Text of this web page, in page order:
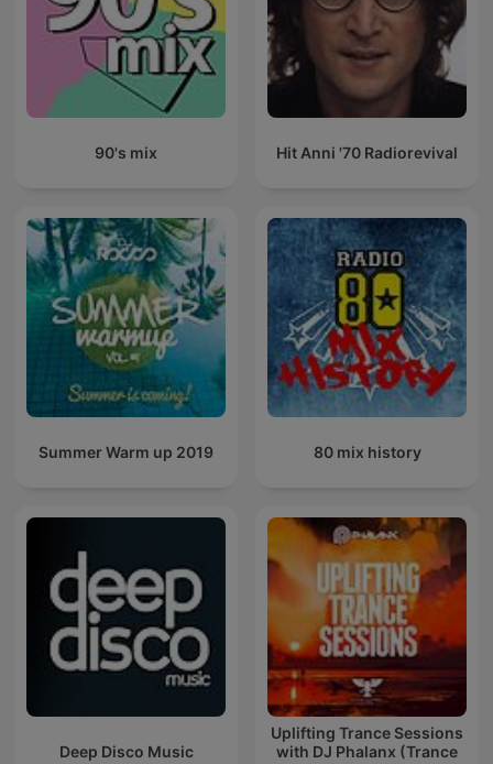
90's mix Hit Anni '70 Radiorevival
Summer Warm up 2019 80 mix history
Deep Disco Music
Uplifting Trance Sessions
with DJ Phalanx (Trance